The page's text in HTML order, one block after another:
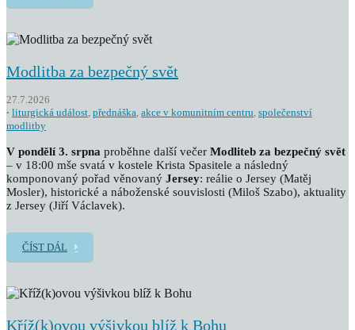
Modlitba za bezpečný svět
27.7.2026
liturgická událost, přednáška, akce v komunitním centru, společenství
modlitby
V pondělí 3. srpna proběhne další večer Modliteb za bezpečný svět
– v 18:00 mše svatá v kostele Krista Spasitele a následný
komponovaný pořad věnovaný Jersey: reálie o Jersey (Matěj
Mosler), historické a náboženské souvislosti (Miloš Szabo), aktuality
z Jersey (Jiří Václavek).
ČÍST DÁL
Kříž(k)ovou výšivkou blíž k Bohu